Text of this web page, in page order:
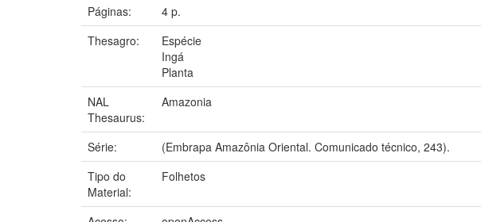
Páginas:
4 p.
Thesagro:
Espécie
Ingá
Planta
NAL
Thesaurus:
Amazonia
Série:
(Embrapa Amazônia Oriental. Comunicado técnico, 243).
Tipo do
Material:
Folhetos